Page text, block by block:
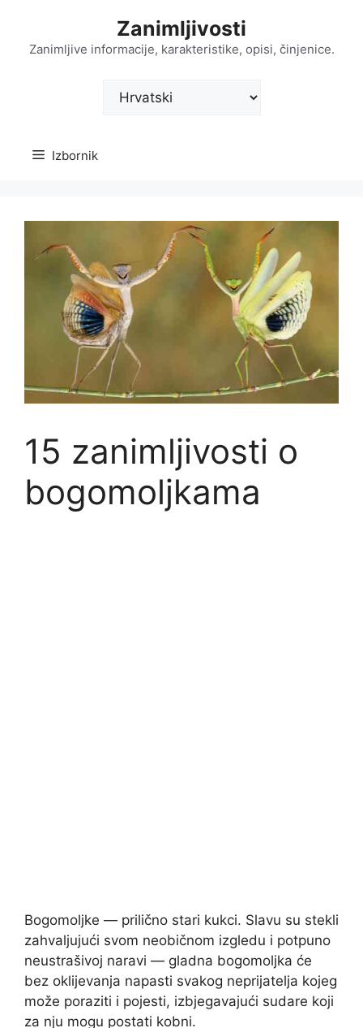
sadržaj
Zanimljivosti
Zanimljive informacije, karakteristike, opisi, činjenice.
Odaberite
Izbornik
15 zanimljivosti o
bogomoljkama
Bogomoljke — prilično stari kukci. Slavu su stekli
zahvaljujući svom neobičnom izgledu i potpuno
neustrašivoj naravi — gladna bogomoljka će
bez oklijevanja napasti svakog neprijatelja kojeg
može poraziti i pojesti, izbjegavajući sudare koji
za nju mogu postati kobni.